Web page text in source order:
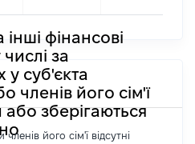
інші фінансові
за
у суб'єкта
членів його сім'ї
або зберігаються
його сім'ї відсутні